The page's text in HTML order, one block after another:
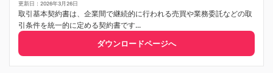
更新日：2026年3月26日
取引基本契約書は、企業間で継続的に行われる売買や業務委託などの取
引条件を統一的に定める契約書です...
ダウンロードページへ